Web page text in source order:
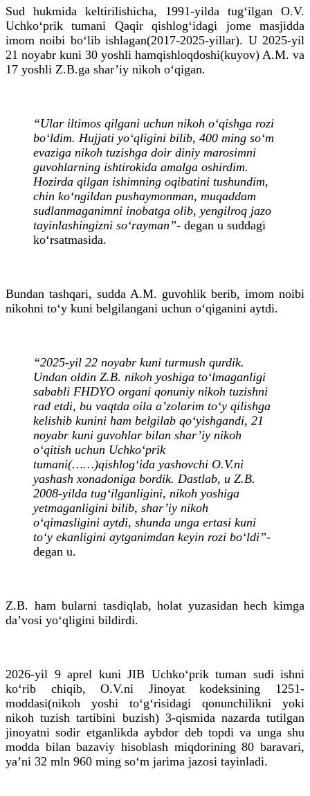
Sud hukmida keltirilishicha, 1991-yilda tug‘ilgan O.V.
Uchko‘prik tumani Qaqir qishlog‘idagi jome masjidda
imom noibi bo‘lib ishlagan(2017-2025-yillar). U 2025-yil
21 noyabr kuni 30 yoshli hamqishloqdoshi(kuyov) A.M. va
17 yoshli Z.B.ga shar’iy nikoh o‘qigan.
“Ular iltimos qilgani uchun nikoh o‘qishga rozi
bo‘ldim. Hujjati yo‘qligini bilib, 400 ming so‘m
evaziga nikoh tuzishga doir diniy marosimni
guvohlarning ishtirokida amalga oshirdim.
Hozirda qilgan ishimning oqibatini tushundim,
chin ko‘ngildan pushaymonman, muqaddam
sudlanmaganimni inobatga olib, yengilroq jazo
tayinlashingizni so‘rayman”- degan u suddagi
ko‘rsatmasida.
Bundan tashqari, sudda A.M. guvohlik berib, imom noibi
nikohni to‘y kuni belgilangani uchun o‘qiganini aytdi.
“2025-yil 22 noyabr kuni turmush qurdik.
Undan oldin Z.B. nikoh yoshiga to‘lmaganligi
sababli FHDYO organi qonuniy nikoh tuzishni
rad etdi, bu vaqtda oila a’zolarim to‘y qilishga
kelishib kunini ham belgilab qo‘yishgandi, 21
noyabr kuni guvohlar bilan shar’iy nikoh
o‘qitish uchun Uchko‘prik
tumani(……)qishlog‘ida yashovchi O.V.ni
yashash xonadoniga bordik. Dastlab, u Z.B.
2008-yilda tug‘ilganligini, nikoh yoshiga
yetmaganligini bilib, shar’iy nikoh
o‘qimasligini aytdi, shunda unga ertasi kuni
to‘y ekanligini aytganimdan keyin rozi bo‘ldi”-
degan u.
Z.B. ham bularni tasdiqlab, holat yuzasidan hech kimga
da’vosi yo‘qligini bildirdi.
2026-yil 9 aprel kuni JIB Uchko‘prik tuman sudi ishni
ko‘rib chiqib, O.V.ni Jinoyat kodeksining 1251-
moddasi(nikoh yoshi to‘g‘risidagi qonunchilikni yoki
nikoh tuzish tartibini buzish) 3-qismida nazarda tutilgan
jinoyatni sodir etganlikda aybdor deb topdi va unga shu
modda bilan bazaviy hisoblash miqdorining 80 baravari,
ya’ni 32 mln 960 ming so‘m jarima jazosi tayinladi.